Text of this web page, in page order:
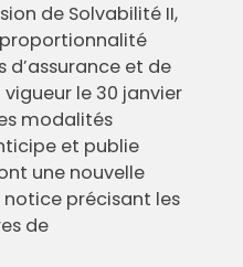
de Solvabilité II,
d’assurance et de
le 30 janvier
modalités
et publie
une nouvelle
notice précisant les
de